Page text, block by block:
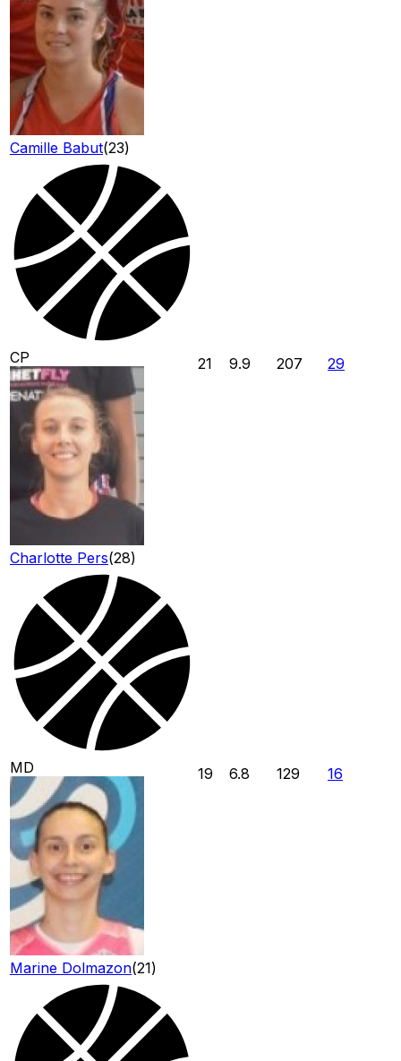
Camille Babut(23)
CP
Charlotte Pers(28)
21 9.9 207 29
MD
Marine Dolmazon(21)
19 6.8 129 16